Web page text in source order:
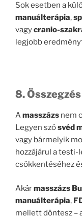
Sok esetben a
manuálterápia,
vagycranio-
legjobb
8.
Amasszázs nem
Legyen szósvéd
vagy bármelyik
hozzájárul a testi-
csökkentéséhez
Akármasszázs
manuálterápia,
mellett döntesz –